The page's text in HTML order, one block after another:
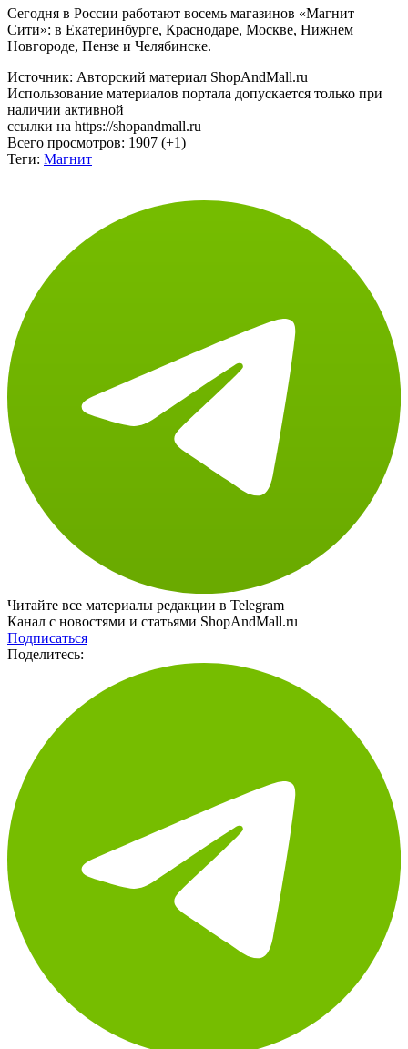
Сегодня в России работают восемь магазинов «Магнит
Сити»: в Екатеринбурге, Краснодаре, Москве, Нижнем
Новгороде, Пензе и Челябинске.
Источник: Авторский материал ShopAndMall.ru
Использование материалов портала допускается только при
наличии активной
ссылки на https://shopandmall.ru
Всего просмотров: 1907 (+1)
Теги: Магнит
Читайте все материалы редакции в Telegram
Канал с новостями и статьями ShopAndMall.ru
Подписаться
Поделитесь: